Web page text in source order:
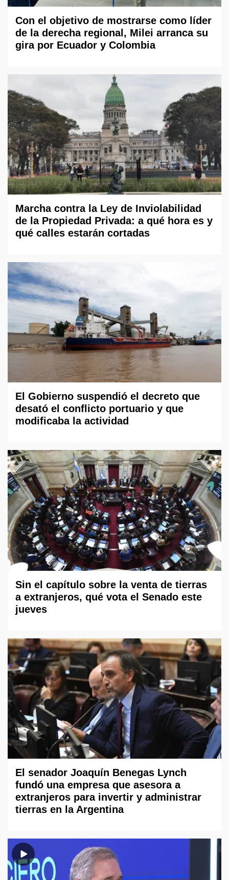
Con el objetivo de mostrarse como líder
de la derecha regional, Milei arranca su
gira por Ecuador y Colombia
Marcha contra la Ley de Inviolabilidad
de la Propiedad Privada: a qué hora es y
qué calles estarán cortadas
El Gobierno suspendió el decreto que
desató el conflicto portuario y que
modificaba la actividad
Sin el capítulo sobre la venta de tierras
a extranjeros, qué vota el Senado este
jueves
El senador Joaquín Benegas Lynch
fundó una empresa que asesora a
extranjeros para invertir y administrar
tierras en la Argentina